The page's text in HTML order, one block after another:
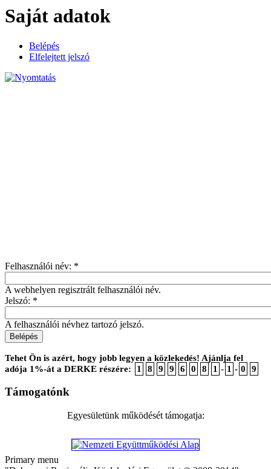
Saját adatok
Belépés
Elfelejtett jelszó
Felhasználói név: *
A webhelyen regisztrált felhasználói név.
Jelszó: *
A felhasználói névhez tartozó jelszó.
Tehet Ön is azért, hogy jobb legyen a közlekedés! Ajánlja fel
adója 1%-át a DERKE részére:
1 8 9 9 6 0 8 1 - 1 - 0 9
Támogatónk
Egyesületünk működését támogatja:
Primary menu